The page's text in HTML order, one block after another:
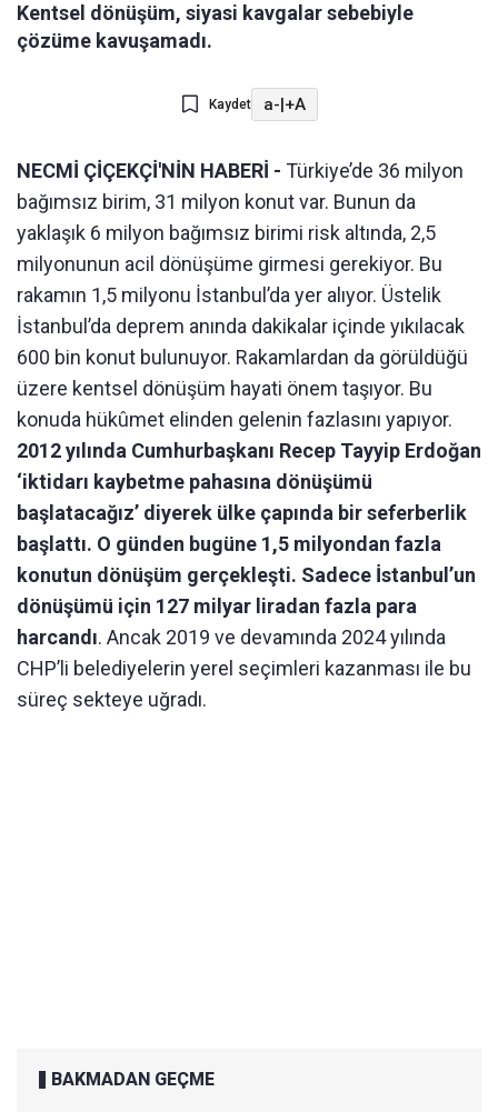
Kentsel dönüşüm, siyasi kavgalar sebebiyle
çözüme kavuşamadı.
Kaydet a-|+A
NECMİ ÇİÇEKÇİ'NİN HABERİ - Türkiye’de 36 milyon
bağımsız birim, 31 milyon konut var. Bunun da
yaklaşık 6 milyon bağımsız birimi risk altında, 2,5
milyonunun acil dönüşüme girmesi gerekiyor. Bu
rakamın 1,5 milyonu İstanbul’da yer alıyor. Üstelik
İstanbul’da deprem anında dakikalar içinde yıkılacak
600 bin konut bulunuyor. Rakamlardan da görüldüğü
üzere kentsel dönüşüm hayati önem taşıyor. Bu
konuda hükûmet elinden gelenin fazlasını yapıyor.
2012 yılında Cumhurbaşkanı Recep Tayyip Erdoğan
‘iktidarı kaybetme pahasına dönüşümü
başlatacağız’ diyerek ülke çapında bir seferberlik
başlattı. O günden bugüne 1,5 milyondan fazla
konutun dönüşüm gerçekleşti. Sadece İstanbul’un
dönüşümü için 127 milyar liradan fazla para
harcandı. Ancak 2019 ve devamında 2024 yılında
CHP’li belediyelerin yerel seçimleri kazanması ile bu
süreç sekteye uğradı.
BAKMADAN GEÇME